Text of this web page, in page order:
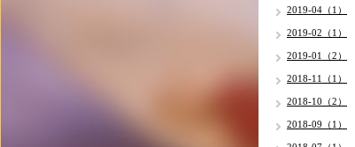
2019-04（1）
2019-02（1）
2019-01（2）
2018-11（1）
2018-10（2）
2018-09（1）